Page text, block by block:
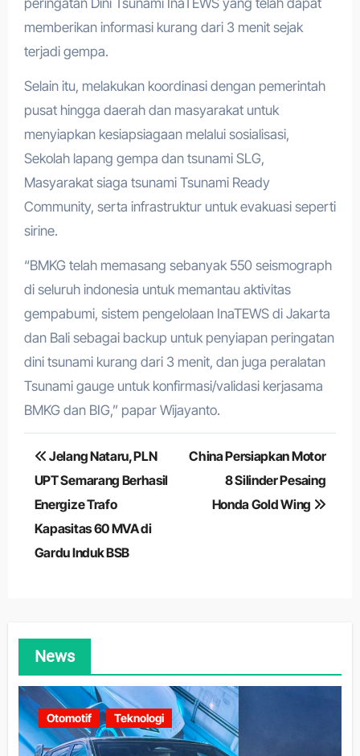
peringatan Dini Tsunami InaTEWS yang telah dapat
memberikan informasi kurang dari 3 menit sejak
terjadi gempa.
Selain itu, melakukan koordinasi dengan pemerintah
pusat hingga daerah dan masyarakat untuk
menyiapkan kesiapsiagaan melalui sosialisasi,
Sekolah lapang gempa dan tsunami SLG,
Masyarakat siaga tsunami Tsunami Ready
Community, serta infrastruktur untuk evakuasi seperti
sirine.
“BMKG telah memasang sebanyak 550 seismograph
di seluruh indonesia untuk memantau aktivitas
gempabumi, sistem pengelolaan InaTEWS di Jakarta
dan Bali sebagai backup untuk penyiapan peringatan
dini tsunami kurang dari 3 menit, dan juga peralatan
Tsunami gauge untuk konfirmasi/validasi kerjasama
BMKG dan BIG,” papar Wijayanto.
Navigasi
pos
Jelang Nataru, PLN
UPT Semarang Berhasil
Energize Trafo
Kapasitas 60 MVA di
Gardu Induk BSB
China Persiapkan Motor
8 Silinder Pesaing
Honda Gold Wing
News
Otomotif Teknologi